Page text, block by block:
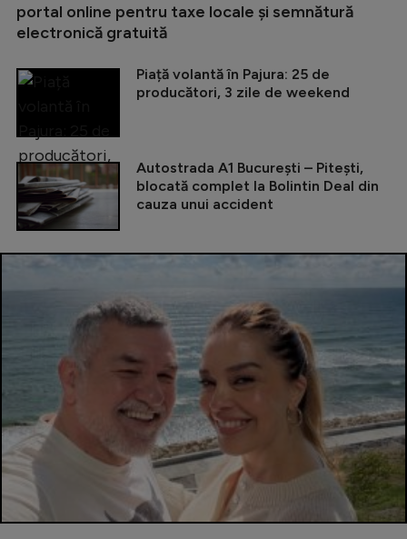
portal online pentru taxe locale și semnătură
electronică gratuită
Piață volantă în Pajura: 25 de
producători, 3 zile de weekend
Autostrada A1 București – Pitești,
blocată complet la Bolintin Deal din
cauza unui accident